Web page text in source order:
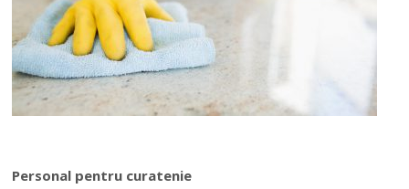
Personal pentru curatenie